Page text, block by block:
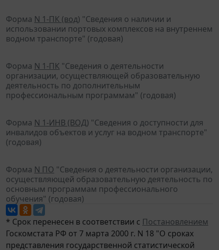
Форма N 1-ПК (вод) "Сведения о наличии и
использовании портовых комплексов на внутреннем
водном транспорте" (годовая)
Форма N 1-ПК "Сведения о деятельности
организации, осуществляющей образовательную
деятельность по дополнительным
профессиональным программам" (годовая)
Форма N 1-ИНВ (ВОД) "Сведения о доступности для
инвалидов объектов и услуг на водном транспорте"
(годовая)
Форма N ПО "Сведения о деятельности организации,
осуществляющей образовательную деятельность по
основным программам профессионального
обучения" (годовая)
* Срок перенесен в соответствии с Постановлением
Госкомстата РФ от 7 марта 2000 г. N 18 "О сроках
представления государственной статистической